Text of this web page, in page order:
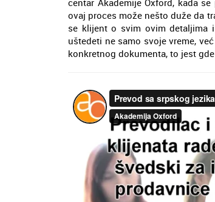
ovaj proces može nešto duže da
se klijent o svim ovim detaljima
uštedeti ne samo svoje vreme,
konkretnog dokumenta, to jest